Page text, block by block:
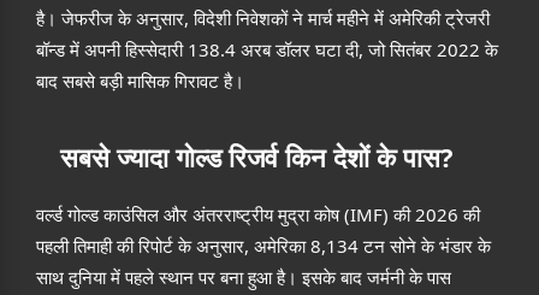
है। जेफरीज के अनुसार, विदेशी निवेशकों ने मार्च महीने में अमेरिकी ट्रेजरी
बॉन्ड में अपनी हिस्सेदारी 138.4 अरब डॉलर घटा दी, जो सितंबर 2022 के
बाद सबसे बड़ी मासिक गिरावट है।
सबसे ज्यादा गोल्ड रिजर्व किन देशों के पास?
वर्ल्ड गोल्ड काउंसिल और अंतरराष्ट्रीय मुद्रा कोष (IMF) की 2026 की
पहली तिमाही की रिपोर्ट के अनुसार, अमेरिका 8,134 टन सोने के भंडार के
साथ दुनिया में पहले स्थान पर बना हुआ है। इसके बाद जर्मनी के पास